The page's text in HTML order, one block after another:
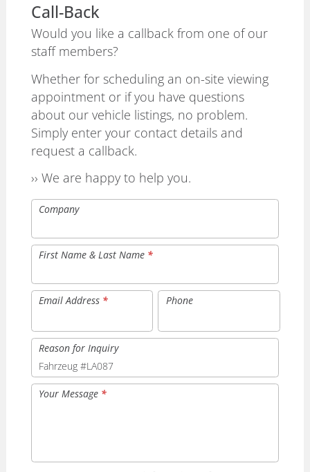
Call-Back
Would you like a callback from one of our
staff members?
Whether for scheduling an on-site viewing
appointment or if you have questions
about our vehicle listings, no problem.
Simply enter your contact details and
request a callback.
›› We are happy to help you.
Company
First Name & Last Name *
Email Address * Phone
Reason for Inquiry
Your Message *